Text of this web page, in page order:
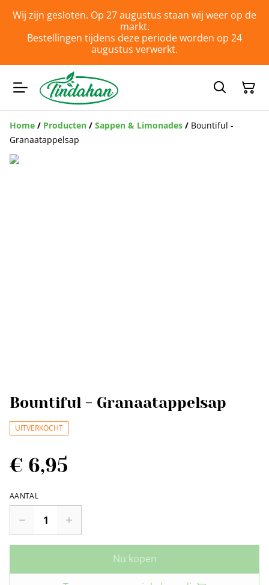
Wij zijn gesloten. Op 27 augustus staan wij weer op de
markt.
Bestellingen tijdens deze periode worden op 24
augustus verwerkt.
Home / Producten / Sappen & Limonades / Bountiful -
Granaatappelsap
Bountiful - Granaatappelsap
UITVERKOCHT
€ 6,95
AANTAL
Nu kopen